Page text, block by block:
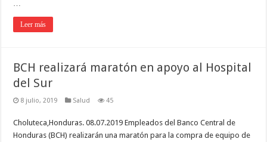
Leer más
BCH realizará maratón en apoyo al Hospital
del Sur
8 julio, 2019 Salud 45
Choluteca,Honduras. 08.07.2019 Empleados del Banco Central de
Honduras (BCH) realizarán una maratón para la compra de equipo de